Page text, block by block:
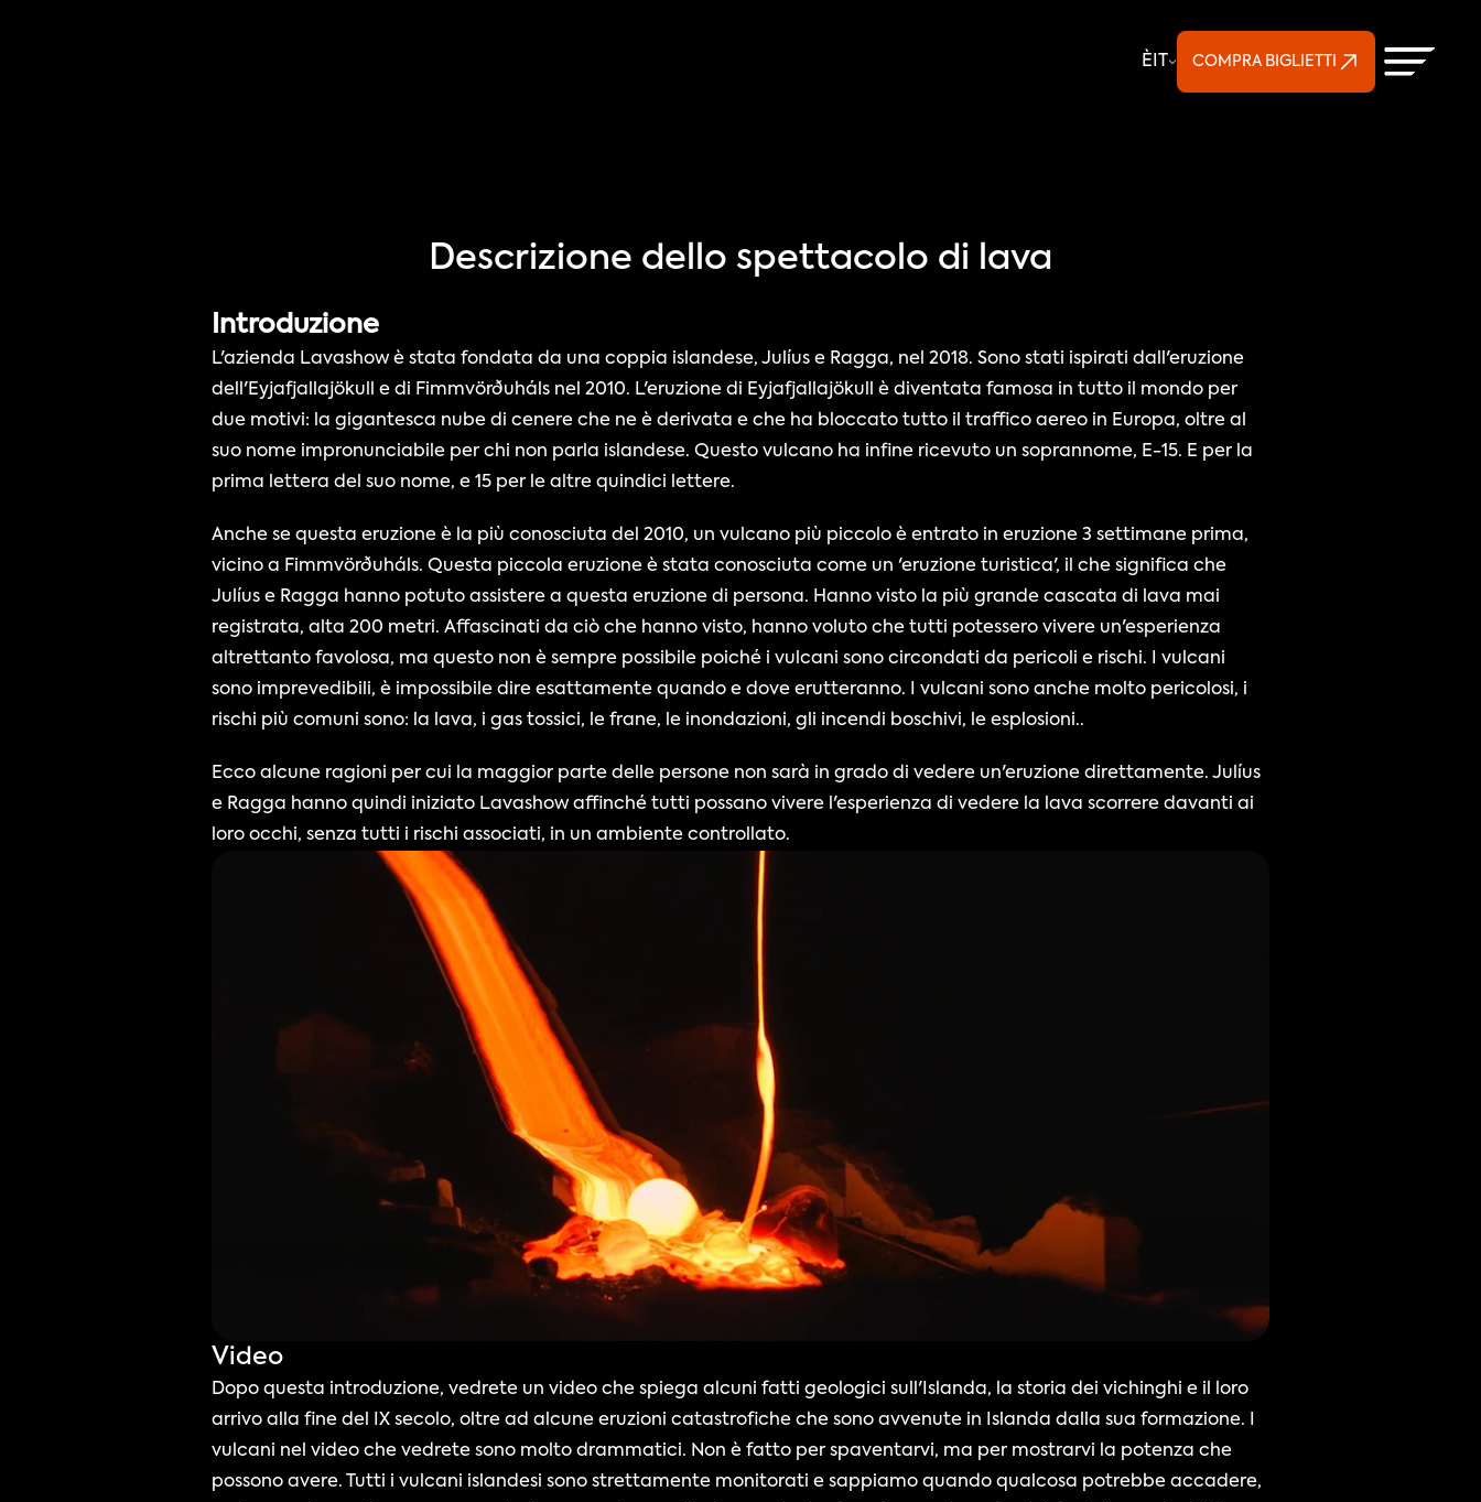
È
Select Language
COMPRA BIGLIETTI
Descrizione dello spettacolo di lava
Introduzione
L'azienda Lavashow è stata fondata da una coppia islandese, Julíus e Ragga, nel 2018. Sono stati ispirati dall'eruzione
dell'Eyjafjallajökull e di Fimmvörðuháls nel 2010. L'eruzione di Eyjafjallajökull è diventata famosa in tutto il mondo per
due motivi: la gigantesca nube di cenere che ne è derivata e che ha bloccato tutto il traffico aereo in Europa, oltre al
suo nome impronunciabile per chi non parla islandese. Questo vulcano ha infine ricevuto un soprannome, E-15. E per la
prima lettera del suo nome, e 15 per le altre quindici lettere.
Anche se questa eruzione è la più conosciuta del 2010, un vulcano più piccolo è entrato in eruzione 3 settimane prima,
vicino a Fimmvörðuháls. Questa piccola eruzione è stata conosciuta come un 'eruzione turistica', il che significa che
Julíus e Ragga hanno potuto assistere a questa eruzione di persona. Hanno visto la più grande cascata di lava mai
registrata, alta 200 metri. Affascinati da ciò che hanno visto, hanno voluto che tutti potessero vivere un'esperienza
altrettanto favolosa, ma questo non è sempre possibile poiché i vulcani sono circondati da pericoli e rischi. I vulcani
sono imprevedibili, è impossibile dire esattamente quando e dove erutteranno. I vulcani sono anche molto pericolosi, i
rischi più comuni sono: la lava, i gas tossici, le frane, le inondazioni, gli incendi boschivi, le esplosioni..
Ecco alcune ragioni per cui la maggior parte delle persone non sarà in grado di vedere un'eruzione direttamente. Julíus
e Ragga hanno quindi iniziato Lavashow affinché tutti possano vivere l'esperienza di vedere la lava scorrere davanti ai
loro occhi, senza tutti i rischi associati, in un ambiente controllato.
Video
Dopo questa introduzione, vedrete un video che spiega alcuni fatti geologici sull'Islanda, la storia dei vichinghi e il loro
arrivo alla fine del IX secolo, oltre ad alcune eruzioni catastrofiche che sono avvenute in Islanda dalla sua formazione. I
vulcani nel video che vedrete sono molto drammatici. Non è fatto per spaventarvi, ma per mostrarvi la potenza che
possono avere. Tutti i vulcani islandesi sono strettamente monitorati e sappiamo quando qualcosa potrebbe accadere,